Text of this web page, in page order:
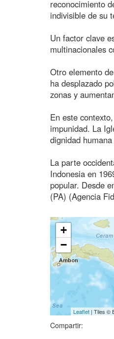
reconocimiento
indivisible de su
Un factor clave
multinacionales
Otro elemento
ha desplazado
zonas y
En este
impunidad. La
dignidad
La parte
Indonesia en
popular. Desde
(PA) (Agencia
+
−
Leaflet| Tiles ©
Compartir: